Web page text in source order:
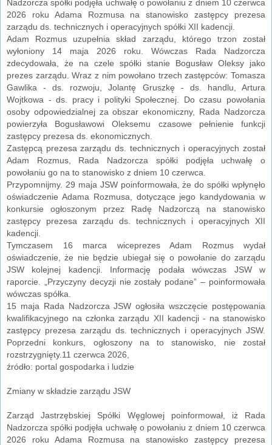
Nadzorcza spółki podjęła uchwałę o powołaniu z dniem 10 czerwca
2026 roku Adama Rozmusa na stanowisko zastępcy prezesa
zarządu ds. technicznych i operacyjnych spółki XII kadencji.
Adam Rozmus uzupełnia skład zarządu, którego trzon został
wyłoniony 14 maja 2026 roku. Wówczas Rada Nadzorcza
zdecydowała, że na czele spółki stanie Bogusław Oleksy jako
prezes zarządu. Wraz z nim powołano trzech zastępców: Tomasza
Gawlika - ds. rozwoju, Jolantę Gruszkę - ds. handlu, Artura
Wojtkowa - ds. pracy i polityki Społecznej. Do czasu powołania
osoby odpowiedzialnej za obszar ekonomiczny, Rada Nadzorcza
powierzyła Bogusławowi Oleksemu czasowe pełnienie funkcji
zastępcy prezesa ds. ekonomicznych.
Zastępcą prezesa zarządu ds. technicznych i operacyjnych został
Adam Rozmus, Rada Nadzorcza spółki podjęła uchwałę o
powołaniu go na to stanowisko z dniem 10 czerwca.
Przypomnijmy. 29 maja JSW poinformowała, że do spółki wpłynęło
oświadczenie Adama Rozmusa, dotyczące jego kandydowania w
konkursie ogłoszonym przez Radę Nadzorczą na stanowisko
zastępcy prezesa zarządu ds. technicznych i operacyjnych XII
kadencji.
Tymczasem 16 marca wiceprezes Adam Rozmus wydał
oświadczenie, że nie będzie ubiegał się o powołanie do zarządu
JSW kolejnej kadencji. Informację podała wówczas JSW w
raporcie. „Przyczyny decyzji nie zostały podane” – poinformowała
wówczas spółka.
15 maja Rada Nadzorcza JSW ogłosiła wszczęcie postępowania
kwalifikacyjnego na członka zarządu XII kadencji - na stanowisko
zastępcy prezesa zarządu ds. technicznych i operacyjnych JSW.
Poprzedni konkurs, ogłoszony na to stanowisko, nie został
rozstrzygnięty.11 czerwca 2026,
źródło: portal gospodarka i ludzie
Zmiany w składzie zarządu JSW
Zarząd Jastrzębskiej Spółki Węglowej poinformował, iż Rada
Nadzorcza spółki podjęła uchwałę o powołaniu z dniem 10 czerwca
2026 roku Adama Rozmusa na stanowisko zastępcy prezesa